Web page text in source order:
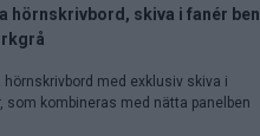
hörnskrivbord, skiva i fanér ben
hörnskrivbord med exklusiv skiva i
som kombineras med nätta panelben